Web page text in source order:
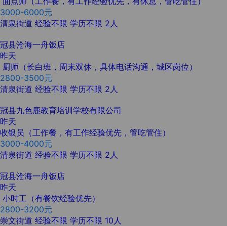
3000-6000元
清泉街道 经验不限 学历不限 2人
冠县沧海一舟饭店
昨天
厨师（长白班，周末双休，具体电话沟通，城区岗位）
2800-3500元
清泉街道 经验不限 学历不限 2人
冠县九色鹿教育培训学校有限公司
昨天
收银员（工作餐，有工作经验优先，管吃管住）
3000-4000元
清泉街道 经验不限 学历不限 2人
冠县沧海一舟饭店
昨天
小时工（有餐饮经验优先）
2800-3200元
崇文街道 经验不限 学历不限 10人